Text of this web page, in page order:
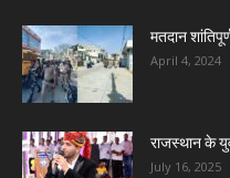
मतदान
April 4, 2024
राजस्थान के
July 16, 2025